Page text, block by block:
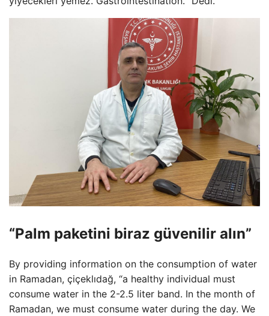
“Palm paketini biraz güvenilir alın”
By providing information on the consumption of water
in Ramadan, çiçeklıdağ, “a healthy individual must
consume water in the 2-2.5 liter band. In the month of
Ramadan, we must consume water during the day. We